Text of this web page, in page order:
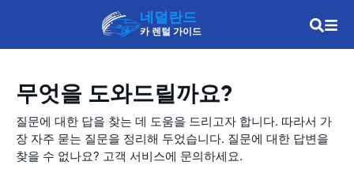
네덜란드
카 렌털 가이드
무엇을 도와드릴까요?
질문에 대한 답을 찾는 데 도움을 드리고자 합니다. 따라서 가
장 자주 묻는 질문을 정리해 두었습니다. 질문에 대한 답변을
찾을 수 없나요? 고객 서비스에 문의하세요.